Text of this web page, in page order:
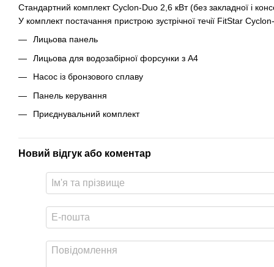
Стандартний комплект Cyclon-Duo 2,6 кВт (без закладної і
У комплект постачання пристрою зустрічної течії FitStar
Лицьова панель
Лицьова для водозабірної форсунки з А4
Насос із бронзового сплаву
Панель керування
Приєднувальний комплект
Новий відгук або коментар